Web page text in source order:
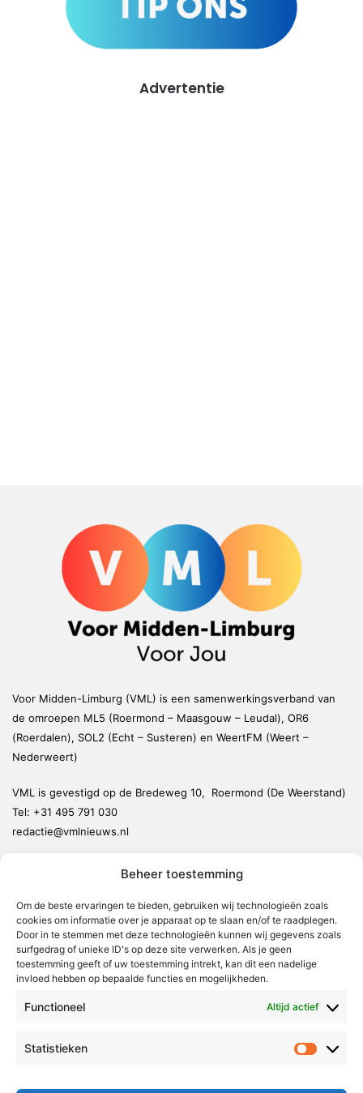
Beheer toestemming
Om de beste ervaringen te bieden, gebruiken wij technologieën zoals
cookies om informatie over je apparaat op te slaan en/of te raadplegen.
Door in te stemmen met deze technologieën kunnen wij gegevens zoals
surfgedrag of unieke ID's op deze site verwerken. Als je geen
toestemming geeft of uw toestemming intrekt, kan dit een nadelige
invloed hebben op bepaalde functies en mogelijkheden.
Functioneel Altijd actief
Statistieken
Advertentie
Voor Midden-Limburg (VML) is een samenwerkingsverband van
de omroepen ML5 (Roermond – Maasgouw – Leudal), OR6
(Roerdalen), SOL2 (Echt – Susteren) en WeertFM (Weert –
Nederweert)
VML is gevestigd op de Bredeweg 10, Roermond (De Weerstand)
Tel: +31 495 791 030
redactie@vmlnieuws.nl
Leudal
Maasgouw
Echt-Susteren
Radio & TV